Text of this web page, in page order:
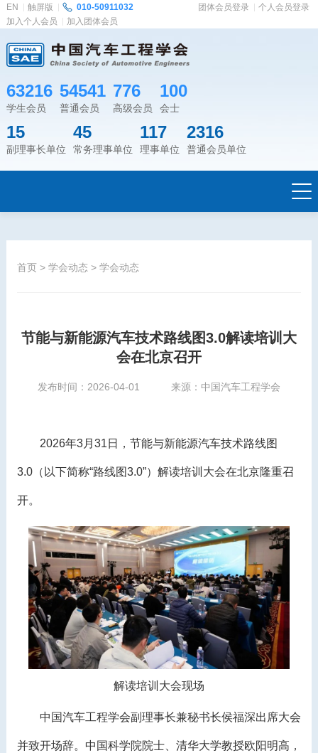
EN 触屏版 010-50911032 团体会员登录
个人会员登录
加入个人会员
加入团体会员
63216
学生会员
54541
普通会员
776
高级会员
100
会士
15
副理事长单位
45
常务理事单位
117
理事单位
2316
普通会员单位
首页> 学会动态> 学会动态
节能与新能源汽车技术路线图3.0解读培训大
会在北京召开
发布时间：2026-04-01 来源：中国汽车工程学会
2026年3月31日，节能与新能源汽车技术路线图
3.0（以下简称“路线图3.0”）解读培训大会在北京隆重召
开。
解读培训大会现场
中国汽车工程学会副理事长兼秘书长侯福深出席大会
并致开场辞。中国科学院院士、清华大学教授欧阳明高，